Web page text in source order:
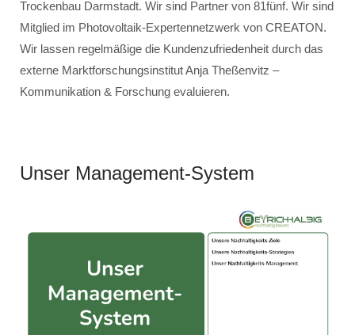
Trockenbau Darmstadt. Wir sind Partner von 81fünf. Wir sind
Mitglied im Photovoltaik-Expertennetzwerk von CREATON.
Wir lassen regelmäßige die Kundenzufriedenheit durch das
externe Marktforschungsinstitut Anja Theßenvitz –
Kommunikation & Forschung evaluieren.
Unser Management-System